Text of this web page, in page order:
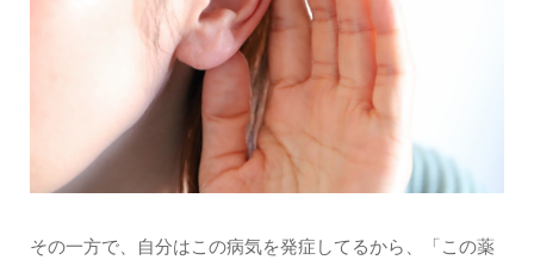
その一方で、自分はこの病気を発症してるから、「この薬